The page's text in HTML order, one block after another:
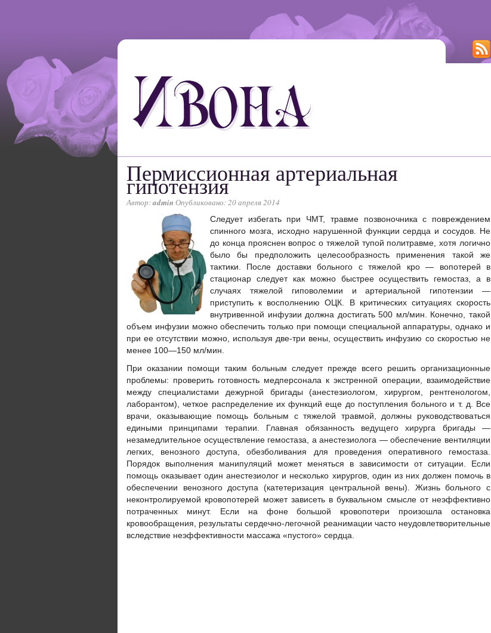
Пермиссионная артериальная
гипотензия
Автор:admin Опубликовано: 20 апреля 2014
Следует избегать при ЧМТ, травме позвоночника с повреждением
спинного мозга, исходно нарушенной функции сердца и сосудов. Не
до конца прояснен вопрос о тяжелой тупой политравме, хотя логично
было бы предположить целесообразность применения такой же
тактики. После доставки больного с тяжелой кро — вопотерей в
стационар следует как можно быстрее осуществить гемостаз, а в
случаях тяжелой гиповолемии и артериальной гипотензии —
приступить к восполнению ОЦК. В критических ситуациях скорость
внутривенной инфузии должна достигать 500 мл/мин. Конечно, такой
объем инфузии можно обеспечить только при помощи специальной аппаратуры, однако и
при ее отсутствии можно, используя две-три вены, осуществить инфузию со скоростью не
менее 100—150 мл/мин.
При оказании помощи таким больным следует прежде всего решить организационные
проблемы: проверить готовность медперсонала к экстренной операции, взаимодействие
между специалистами дежурной бригады (анестезиологом, хирургом, рентгенологом,
лаборантом), четкое распределение их функций еще до поступления больного и т. д. Все
врачи, оказывающие помощь больным с тяжелой травмой, должны руководствоваться
едиными принципами терапии. Главная обязанность ведущего хирурга бригады —
незамедлительное осуществление гемостаза, а анестезиолога — обеспечение вентиляции
легких, венозного доступа, обезболивания для проведения оперативного гемостаза.
Порядок выполнения манипуляций может меняться в зависимости от ситуации. Если
помощь оказывает один анестезиолог и несколько хирургов, один из них должен помочь в
обеспечении венозного доступа (катетеризация центральной вены). Жизнь больного с
неконтролируемой кровопотерей может зависеть в буквальном смысле от неэффективно
потраченных минут. Если на фоне большой кровопотери произошла остановка
кровообращения, результаты сердечно-легочной реанимации часто неудовлетворительные
вследствие неэффективности массажа «пустого» сердца.